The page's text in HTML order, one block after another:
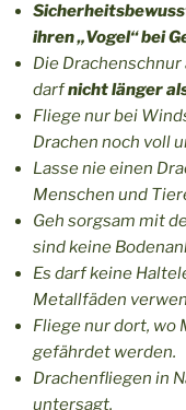
ihren „Vogel“ bei
Die
darfnicht länger
Fliege nur bei
Drachen noch voll
Lasse nie einen
Menschen und
Geh sorgsam mit
sind keine
Es darf keine
Metallfäden
Fliege nur dort, wo
gefährdet werden.
Drachenfliegen in
untersagt.